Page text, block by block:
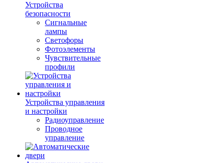
Устройства
безопасности
Сигнальные
лампы
Светофоры
Фотоэлементы
Чувствительные
профили
Устройства управления
и настройки
Радиоуправление
Проводное
управление